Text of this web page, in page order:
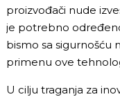
proizvođači nude
je potrebno
bismo sa sigurnošću
primenu ove
U cilju traganja za